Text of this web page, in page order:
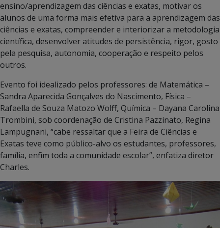
ensino/aprendizagem das ciências e exatas, motivar os
alunos de uma forma mais efetiva para a aprendizagem das
ciências e exatas, compreender e interiorizar a metodologia
científica, desenvolver atitudes de persistência, rigor, gosto
pela pesquisa, autonomia, cooperação e respeito pelos
outros.
Evento foi idealizado pelos professores: de Matemática –
Sandra Aparecida Gonçalves do Nascimento, Física –
Rafaella de Souza Matozo Wolff, Química – Dayana Carolina
Trombini, sob coordenação de Cristina Pazzinato, Regina
Lampugnani, “cabe ressaltar que a Feira de Ciências e
Exatas teve como público-alvo os estudantes, professores,
família, enfim toda a comunidade escolar”, enfatiza diretor
Charles.